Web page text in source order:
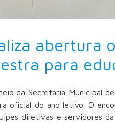
abertura
para
da Secretaria Municipal
oficial do ano letivo. O
diretivas e servidores